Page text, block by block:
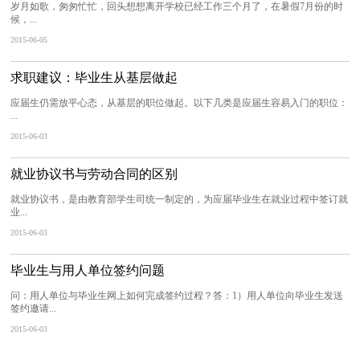
岁月如歌，匆匆忙忙，回头想想离开学校已经工作三个月了，在暑假7月份的时
候，...
2015-06-05
求职建议：毕业生从基层做起
应届生仍需放平心态，从基层的职位做起。以下几类是应届生容易入门的职位：
...
2015-06-03
就业协议书与劳动合同的区别
就业协议书，是由教育部学生司统一制定的，为应届毕业生在就业过程中签订就
业...
2015-06-03
毕业生与用人单位签约问题
问：用人单位与毕业生网上如何完成签约过程？答：1）用人单位向毕业生发送
签约邀请...
2015-06-03